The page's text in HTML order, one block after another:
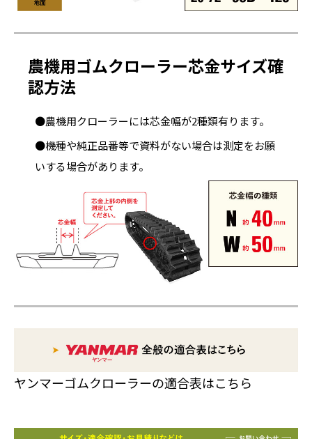
農機用ゴムクローラー芯金サイズ確
認方法
●農機用クローラーには芯金幅が2種類有ります。
●機種や純正品番等で資料がない場合は測定をお願
いする場合があります。
ヤンマーゴムクローラーの適合表はこちら